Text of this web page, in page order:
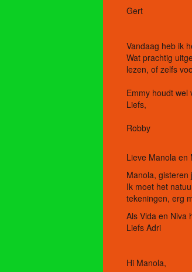
Gert
Vandaag heb ik
Wat prachtig
lezen, of zelfs
Emmy houdt wel
Liefs,
Robby
Lieve Manola en
Manola,
Ik moet het
tekeningen, erg
Als Vida en Niva
Liefs Adri
Hi Manola,